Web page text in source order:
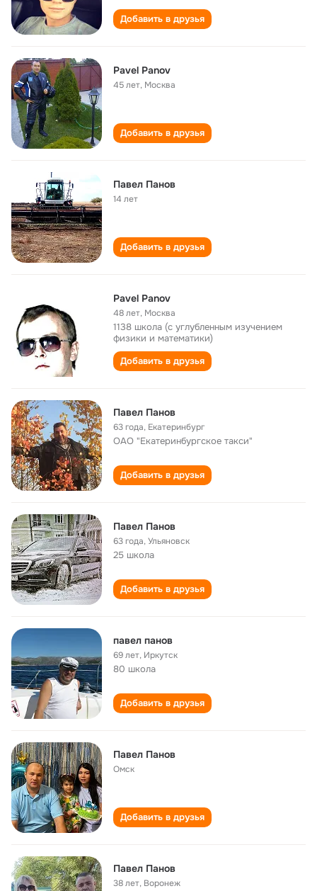
Добавить в друзья
Pavel Panov
45 лет, Москва
Добавить в друзья
Павел Панов
14 лет
Добавить в друзья
Pavel Panov
48 лет, Москва
1138 школа (с углубленным изучением
физики и математики)
Добавить в друзья
Павел Панов
63 года, Екатеринбург
ОАО "Екатеринбургское такси"
Добавить в друзья
Павел Панов
63 года,Ульяновск
25 школа
Добавить в друзья
павел панов
69 лет, Иркутск
80 школа
Добавить в друзья
Павел Панов
Омск
Добавить в друзья
Павел Панов
38 лет, Воронеж